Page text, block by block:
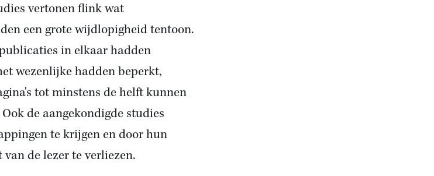
vertonen flink wat
een grote wijdlopigheid tentoon.
in elkaar hadden
wezenlijke hadden beperkt,
tot minstens de helft kunnen
de aangekondigde studies
te krijgen en door hun
de lezer te verliezen.